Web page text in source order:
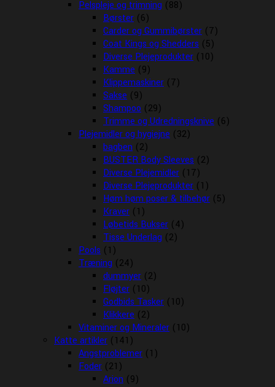
Pelspleje og trimning (88)
Børster (6)
Carder og Gummibørster (7)
Coat Kings og Shedders (5)
Diverse Plejeprodukter (10)
Kamme (9)
Klippemaskiner (7)
Sakse (9)
Shampoo (29)
Trimme og Udredningsknive (6)
Plejemidler og hygiejne (32)
bagben (2)
BUSTER Body Sleeves (2)
Diverse Plejemidler (17)
Diverse Plejeprodukter (1)
Høm høm poser & tilbehør (5)
Kraver (1)
Løbetids Bukser (4)
Tisse Underlag (2)
Pools (1)
Træning (24)
dummyer (2)
Fløjter (10)
Godbids Tasker (10)
Klikkere (2)
Vitaminer og Mineraler (10)
Katte artikler (141)
Angstproblemer (1)
Foder (21)
Arion (9)